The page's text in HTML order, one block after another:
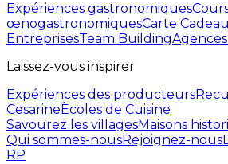
Expériences gastronomiques
œnogastronomiquesCarte Cadeau
EntreprisesTeam Building
Laissez-vous inspirer
Expériences des producteurs
CesarineÈcoles de Cuisine
Savourez les villagesMaisons
Qui sommes-nousRejoignez-nous
RP